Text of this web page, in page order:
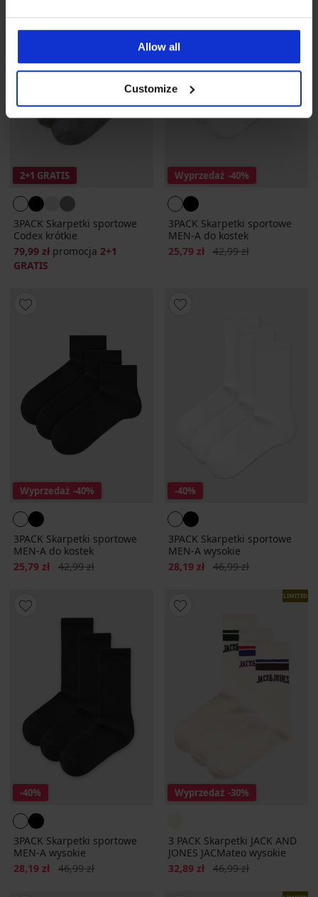
Allow all
Customize
2+1 GRATIS
3PACK Skarpetki sportowe
Codex krótkie
79,99 zł promocja 2+1
GRATIS
Wyprzedaż -40%
3PACK Skarpetki sportowe
MEN-A do kostek
Zniżka
25,79 zł Pierwotna cena
42,99 zł
Wyprzedaż -40%
3PACK Skarpetki sportowe
MEN-A do kostek
Zniżka
25,79 zł Pierwotna cena
42,99 zł
-40%
3PACK Skarpetki sportowe
MEN-A wysokie
Zniżka
28,19 zł Pierwotna cena
46,99 zł
-40%
3PACK Skarpetki sportowe
MEN-A wysokie
Zniżka
28,19 zł Pierwotna cena
46,99 zł
LIMITED
Wyprzedaż -30%
3 PACK Skarpetki JACK AND
JONES JACMateo wysokie
Zniżka
32,89 zł Pierwotna cena
46,99 zł